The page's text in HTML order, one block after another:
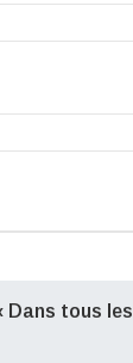
Dans tous les